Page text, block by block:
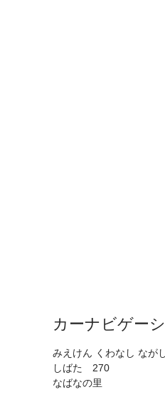
カーナビゲー
みえけん くわなし なが
しばた 270
なばなの里